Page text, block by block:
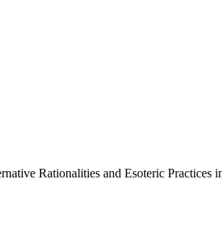
Rationalities and Esoteric Practices